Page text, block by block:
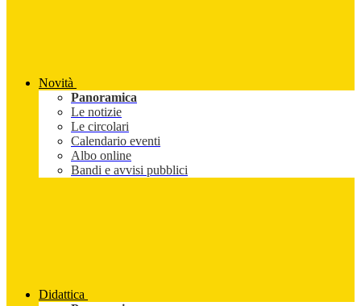
Novità
Panoramica
Le notizie
Le circolari
Calendario eventi
Albo online
Bandi e avvisi pubblici
Didattica